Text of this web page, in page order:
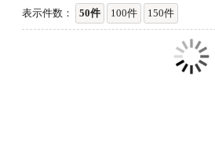
表示件数：
50件 100件 150件